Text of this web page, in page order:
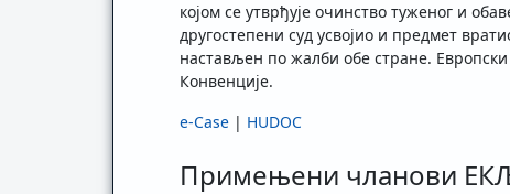
којом се утврђује очинство туженог и
другостепени суд усвојио и предмет
настављен по жалби обе стране.
Конвенције.
e-Case | HUDOC
Примењени чланови